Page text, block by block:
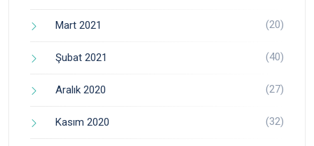
Mart 2021 (20)
Şubat 2021 (40)
Aralık 2020 (27)
Kasım 2020 (32)